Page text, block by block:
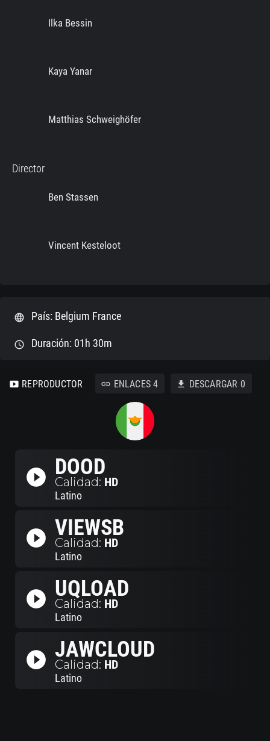
Ilka Bessin
Kaya Yanar
Matthias Schweighöfer
Director
Ben Stassen
Vincent Kesteloot
language País: Belgium France
schedule Duración: 01h 30m
smart_display REPRODUCTOR link ENLACES4 download DESCARGAR 0
play_circle_filled DOOD
Calidad: HD
Latino
play_circle_filled VIEWSB
Calidad: HD
Latino
play_circle_filled UQLOAD
Calidad: HD
Latino
play_circle_filled JAWCLOUD
Calidad: HD
Latino